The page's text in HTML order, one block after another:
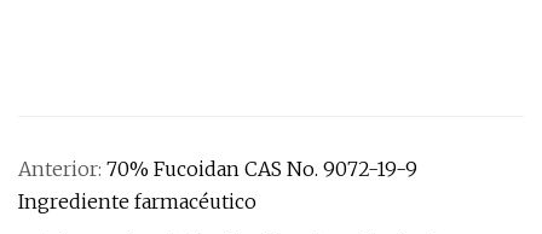
Anterior: 70% Fucoidan CAS No. 9072-19-9
Ingrediente farmacéutico